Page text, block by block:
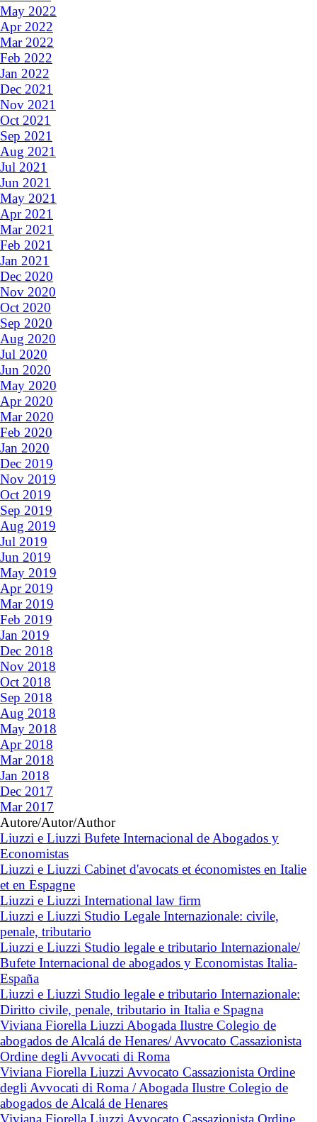
May 2022
Apr 2022
Mar 2022
Feb 2022
Jan 2022
Dec 2021
Nov 2021
Oct 2021
Sep 2021
Aug 2021
Jul 2021
Jun 2021
May 2021
Apr 2021
Mar 2021
Feb 2021
Jan 2021
Dec 2020
Nov 2020
Oct 2020
Sep 2020
Aug 2020
Jul 2020
Jun 2020
May 2020
Apr 2020
Mar 2020
Feb 2020
Jan 2020
Dec 2019
Nov 2019
Oct 2019
Sep 2019
Aug 2019
Jul 2019
Jun 2019
May 2019
Apr 2019
Mar 2019
Feb 2019
Jan 2019
Dec 2018
Nov 2018
Oct 2018
Sep 2018
Aug 2018
May 2018
Apr 2018
Mar 2018
Jan 2018
Dec 2017
Mar 2017
Autore/Autor/Author
Liuzzi e Liuzzi Bufete Internacional de Abogados y
Economistas
Liuzzi e Liuzzi Cabinet d'avocats et économistes en Italie
et en Espagne
Liuzzi e Liuzzi International law firm
Liuzzi e Liuzzi Studio Legale Internazionale: civile,
penale, tributario
Liuzzi e Liuzzi Studio legale e tributario Internazionale/
Bufete Internacional de abogados y Economistas Italia-
España
Liuzzi e Liuzzi Studio legale e tributario Internazionale:
Diritto civile, penale, tributario in Italia e Spagna
Viviana Fiorella Liuzzi Abogada Ilustre Colegio de
abogados de Alcalá de Henares/ Avvocato Cassazionista
Ordine degli Avvocati di Roma
Viviana Fiorella Liuzzi Avvocato Cassazionista Ordine
degli Avvocati di Roma / Abogada Ilustre Colegio de
abogados de Alcalá de Henares
Viviana Fiorella Liuzzi Avvocato Cassazionista Ordine